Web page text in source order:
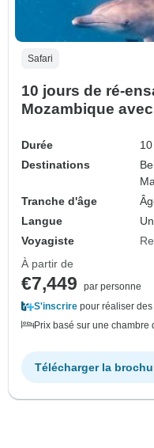
Safari
10 jours de ré-
Mozambique
Durée
Destinations
Tranche d'âge
Langue
Voyagiste
À partir de
€7,449
par personne
S'inscrire pour réaliser
Prix basé sur une chambre
Télécharger la